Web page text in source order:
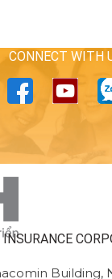
Building,
CONNECT WITH